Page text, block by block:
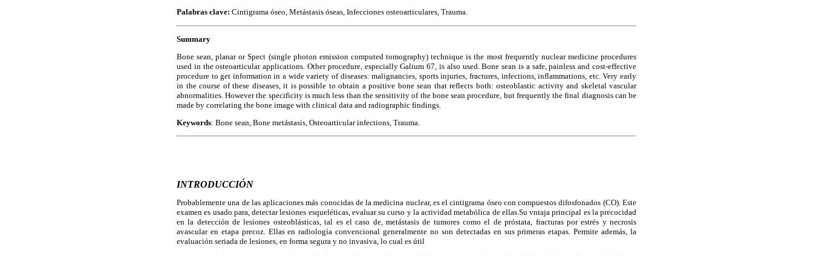
Palabras clave: Cintigrama óseo, Metástasis óseas, Infecciones osteoarticulares, Trauma.
Summary
Bone sean, planar or Spect (single photon emission computed tomography) technique is the most frequently nuclear medicine procedures
used in the osteoarticular applications. Other procedure, especially Galium 67, is also used. Bone sean is a safe, painless and cost-effective
procedure to get information in a wide variety of diseases: malignancies, sports injuries, fractures, infections, inflammations, etc. Very early
in the course of these diseases, it is possible to obtain a positive bone sean that reflects both: osteoblastic activity and skeletal vascular
abnormalities. However the specificity is much less than the sensitivity of the bone sean procedure, but frequently the final diagnosis can be
made by correlating the bone image with clinical data and radiographic findings.
Keywords: Bone sean, Bone metástasis, Osteoarticular infections, Trauma.
INTRODUCCIÓN
Probablemente una de las aplicaciones más conocidas de la medicina nuclear, es el cintigrama óseo con compuestos difosfonados (CO). Este
examen es usado para, detectar lesiones esqueléticas, evaluar su curso y la actividad metabólica de ellas.Su vntaja principal es la precocidad
en la detección de lesiones osteoblásticas, tal es el caso de, metástasis de tumores como el de próstata, fracturas por estrés y necrosis
avascular en etapa precoz. Ellas en radiología convencional generalmente no son detectadas en sus primeras etapas. Permite además, la
evaluación seriada de lesiones, en forma segura y no invasiva, lo cual es útil